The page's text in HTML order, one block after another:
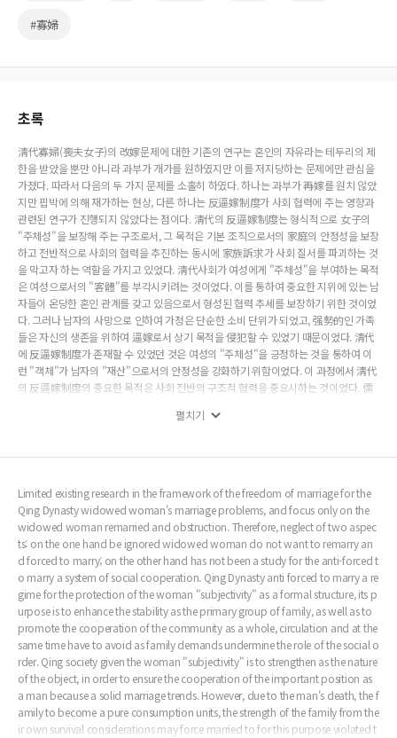
#寡婦
초록
淸代寡婦(喪夫女子)의 改嫁문제에 대한 기존의 연구는 혼인의 자유라는 테두리의 제
한을 받았을 뿐만 아니라 과부가 개가를 원하였지만 이를 저지당하는 문제에만 관심을
가졌다. 따라서 다음의 두 가지 문제를 소홀히 하였다. 하나는 과부가 再嫁를 원치 않았
지만 핍박에 의해 재가하는 현상, 다른 하나는 反逼嫁制度가 사회 협력에 주는 영향과
관련된 연구가 진행되지 않았다는 점이다. 淸代의 反逼嫁制度는 형식적으로 女子의
"주체성"을 보장해 주는 구조로서, 그 목적은 기본 조직으로서의 家庭의 안정성을 보장
하고 전반적으로 사회의 협력을 추진하는 동시에 家族訴求가 사회 질서를 파괴하는 것
을 막고자 하는 역할을 가지고 있었다. 淸代사회가 여성에게 "주체성"을 부여하는 목적
은 여성으로서의 "客體"를 부각시키려는 것이었다. 이를 통하여 중요한 지위에 있는 남
자들이 온당한 혼인 관계를 갖고 있음으로서 형성된 협력 추세를 보장하기 위한 것이었
다. 그러나 남자의 사망으로 인하여 가정은 단순한 소비 단위가 되었고, 强勢的인 가족
들은 자신의 생존을 위하여 逼嫁로서 상기 목적을 侵犯할 수 있었기 때문이었다. 淸代
에 反逼嫁制度가 존재할 수 있었던 것은 여성의 "주체성"을 긍정하는 것을 통하여 이
런 "객체"가 남자의 "재산"으로서의 안정성을 강화하기 위함이었다. 이 과정에서 淸代
의 反逼嫁制度의 중요한 목적은 사회 전반의 구조적 협력을 중요시하는 것이었다. 儒
085;"을 量刑하는 표준으로 삼았다. 이는 초급 조직을 보호할 수 있는 동시에 사회 전
下의 구조를 통하여 각종 이익 사이의 합리적인 관계를 조화시키고 더 나아가 사회 협
펼치기
Limited existing research in the framework of the freedom of marriage for the
Qing Dynasty widowed woman's marriage problems, and focus only on the
widowed woman remarried and obstruction. Therefore, neglect of two aspec
ts: on the one hand be ignored widowed woman do not want to remarry an
d forced to marry; on the other hand has not been a study for the anti-forced t
o marry a system of social cooperation. Qing Dynasty anti forced to marry a re
gime for the protection of the woman "subjectivity" as a formal structure, its p
urpose is to enhance the stability as the primary group of family, as well as to
promote the cooperation of the community as a whole, circulation and at the
same time have to avoid as family demands undermine the role of the social o
rder. Qing society given the woman "subjectivity" is to strengthen as the nature
of the object, in order to ensure the cooperation of the important position as
a man because a solid marriage trends. However, due to the man's death, the f
amily to become a pure consumption units, the strength of the family from the
ir own survival considerations may force married to for this purpose violated t